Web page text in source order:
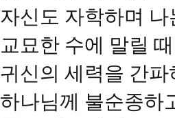
자신도 자학하며
교묘한 수에 말릴
귀신의 세력을 간
하나님께 불순종하